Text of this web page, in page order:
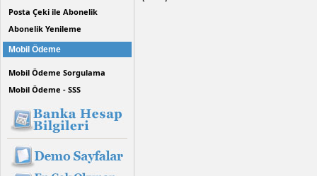
Posta Çeki ile Abonelik
Abonelik Yenileme
Mobil Ödeme
Mobil Ödeme Sorgulama
Mobil Ödeme - SSS